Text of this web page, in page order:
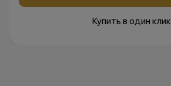
Купить в один клик